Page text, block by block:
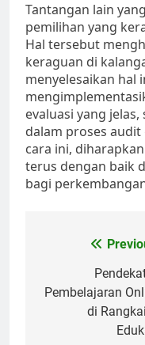
Tantangan lain
pemilihan yang
Hal tersebut
keraguan di
menyelesaikan hal
evaluasi yang
dalam proses
cara ini,
terus dengan baik
bagi
navigation
Pembelajaran
di